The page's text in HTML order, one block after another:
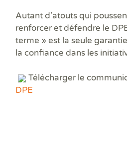
Autant d’atouts qui
renforcer et défendre le
terme » est la seule
la confiance dans les
Télécharger le
DPE